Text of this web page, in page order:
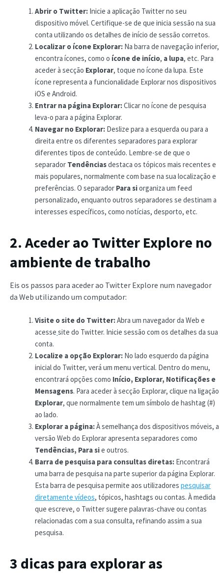
Abrir o Twitter: Inicie a aplicação Twitter no seu
dispositivo móvel. Certifique-se de que inicia sessão na sua
conta utilizando os detalhes de início de sessão corretos.
Localizar o ícone Explorar: Na barra de navegação inferior,
encontra ícones, como o ícone de início, a lupa, etc. Para
aceder à secção Explorar, toque no ícone da lupa. Este
ícone representa a funcionalidade Explorar nos dispositivos
iOS e Android.
Entrar na página Explorar:Clicar no ícone de pesquisa
leva-o para a página Explorar.
Navegar no Explorar: Deslize para a esquerda ou para a
direita entre os diferentes separadores para explorar
diferentes tipos de conteúdo. Lembre-se de que o
separador Tendênciasdestaca os tópicos mais recentes e
mais populares, normalmente com base na sua localização e
preferências. O separador Para siorganiza um feed
personalizado, enquanto outros separadores se destinam a
interesses específicos, como notícias, desporto, etc.
2. Aceder ao Twitter Explore no
ambiente de trabalho
Eis os passos para aceder ao Twitter Explore num navegador
da Web utilizando um computador:
Visite o site do Twitter:Abra um navegador da Web e
acesse site do Twitter. Inicie sessão com os detalhes da sua
conta.
Localize a opção Explorar: No lado esquerdo da página
inicial do Twitter, verá um menu vertical. Dentro do menu,
encontrará opções como Início, Explorar, Notificações e
Mensagens. Para aceder à secção Explorar, clique na ligação
Explorar, que normalmente tem um símbolo de hashtag (#)
ao lado.
Explorar a página:À semelhança dos dispositivos móveis, a
versão Web do Explorar apresenta separadores como
Tendências, Para sie outros.
Barra de pesquisa para consultas diretas: Encontrará
uma barra de pesquisa na parte superior da página Explorar.
Esta barra de pesquisa permite aos utilizadores pesquisar
diretamente vídeos, tópicos, hashtags ou contas. À medida
que escreve, o Twitter sugere palavras-chave ou contas
relacionadas com a sua consulta, refinando assim a sua
pesquisa.
3 dicas para explorar as